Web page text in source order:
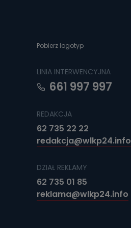
Pobierz logotyp
LINIA INTERWENCYJNA
661 997 997
REDAKCJA
62 735 22 22
redakcja@wlkp24.info
DZIAŁ REKLAMY
62 735 01 85
reklama@wlkp24.info